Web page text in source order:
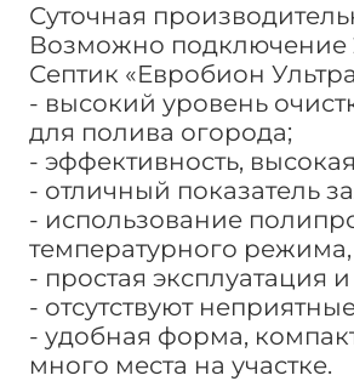
Суточная
Возможно подключение
Септик «Евробион
- высокий уровень
для полива огорода;
- эффективность,
- отличный показатель
- использование
температурного
- простая эксплуатация
- отсутствуют
- удобная форма,
много места на участке.